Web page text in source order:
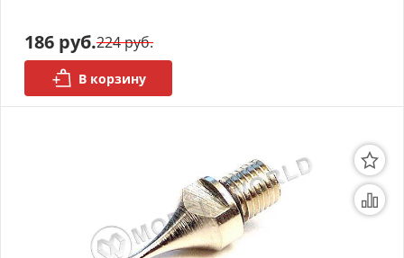
186 руб.224 руб.
В корзину